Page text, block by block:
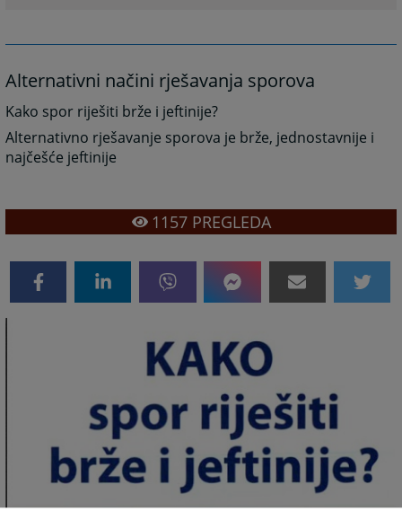
Alternativni načini rješavanja sporova
Kako spor riješiti brže i jeftinije?
Alternativno rješavanje sporova je brže, jednostavnije i
najčešće jeftinije
1157PREGLEDA